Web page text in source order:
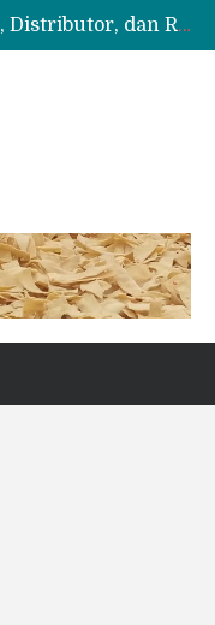
Pusatnya Agen, Grosir, Distributor, dan Reseller Puyur Koin
1 Ball 5 kg